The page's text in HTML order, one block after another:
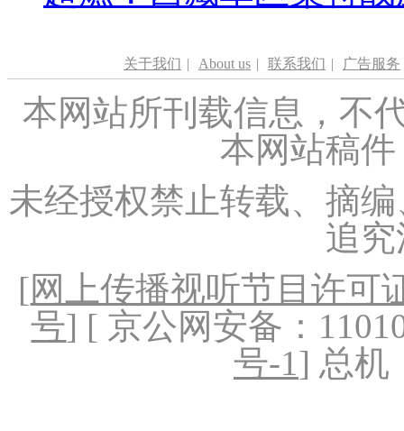
关于我们 | About us | 联系我们 | 广告服务
本网站所刊载信息，不
本网站稿
未经授权禁止转载、摘
追
[网上传播视听节目许可
号] [ 京公网安备：
号-1] 总机